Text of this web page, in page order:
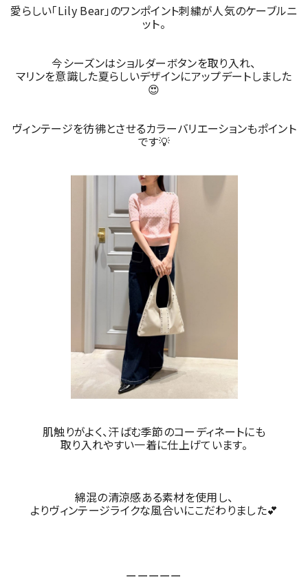
愛らしい「Lily Bear」のワンポイント刺繍が人気のケーブルニ
ット。
今シーズンはショルダーボタンを取り入れ、
マリンを意識した夏らしいデザインにアップデートしました
😍
ヴィンテージを彷彿とさせるカラーバリエーションもポイント
です💡
肌触りがよく、汗ばむ季節のコーディネートにも
取り入れやすい一着に仕上げています。
綿混の清涼感ある素材を使用し、
よりヴィンテージライクな風合いにこだわりました💕
ーーーーー